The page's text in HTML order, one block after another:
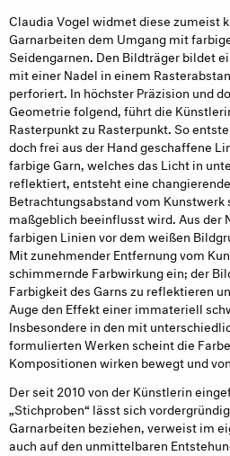
Claudia Vogel widmet diese zumeist
Garnarbeiten dem Umgang mit
Seidengarnen. Den Bildträger bildet
mit einer Nadel in einem
perforiert. In höchster Präzision und
Geometrie folgend, führt die
Rasterpunkt zu Rasterpunkt. So
doch frei aus der Hand geschaffene
farbige Garn, welches das Licht in
reflektiert, entsteht eine
Betrachtungsabstand vom
maßgeblich beeinflusst wird. Aus der
farbigen Linien vor dem weißen
Mit zunehmender Entfernung vom
schimmernde Farbwirkung ein; der
Farbigkeit des Garns zu reflektieren
Auge den Effekt einer immateriell
Insbesondere in den mit
formulierten Werken scheint die
Kompositionen wirken bewegt und
Der seit 2010 von der Künstlerin
„Stichproben“ lässt sich
Garnarbeiten beziehen, verweist im
auch auf den unmittelbaren